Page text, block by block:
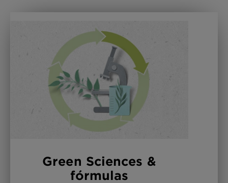
Green Sciences &
fórmulas